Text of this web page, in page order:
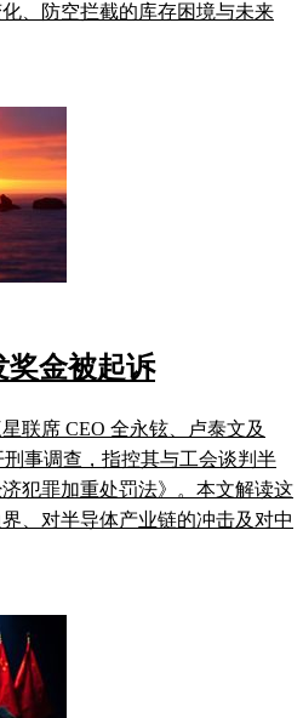
、防空拦截的库存困境与未来
奖金被起诉
联席 CEO 全永铉、卢泰文及
事调查，指控其与工会谈判半
犯罪加重处罚法》。本文解读这
、对半导体产业链的冲击及对中